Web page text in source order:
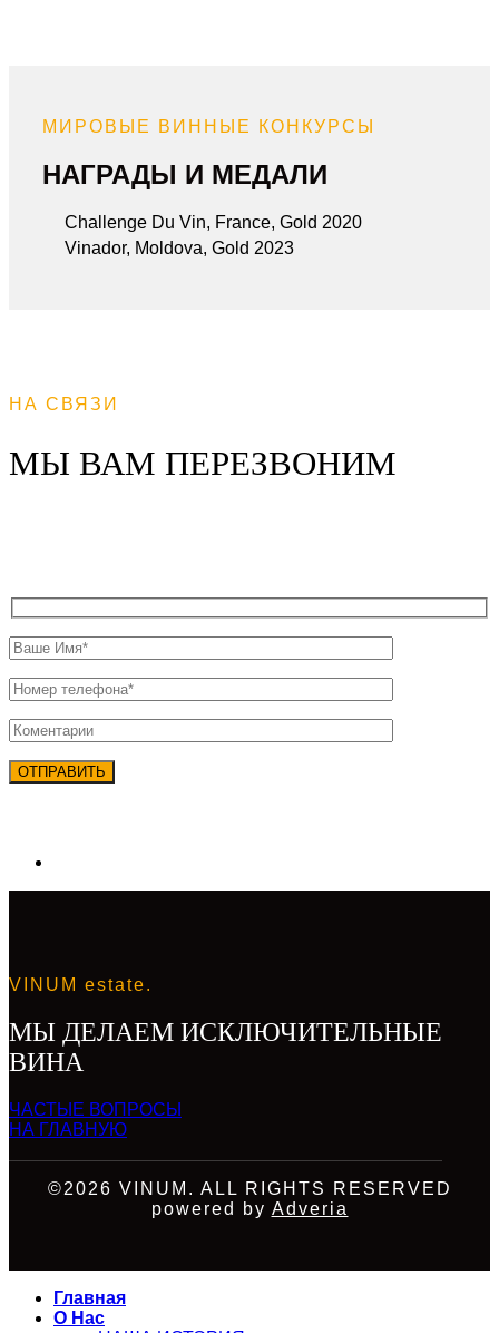
МИРОВЫЕ ВИННЫЕ КОНКУРСЫ
НАГРАДЫ И МЕДАЛИ
Challenge Du Vin, France, Gold 2020
Vinador, Moldova, Gold 2023
НА СВЯЗИ
МЫ ВАМ ПЕРЕЗВОНИМ
VINUM estate.
МЫ ДЕЛАЕМ ИСКЛЮЧИТЕЛЬНЫЕ
ВИНА
ЧАСТЫЕ ВОПРОСЫ
НА ГЛАВНУЮ
©2026 VINUM. ALL RIGHTS RESERVED
powered by Adveria
Главная
О Нас